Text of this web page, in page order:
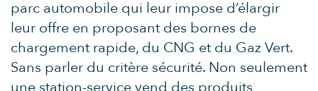
parc automobile qui leur impose d’élargir
leur offre en proposant des bornes de
chargement rapide, du CNG et du Gaz Vert.
Sans parler du critère sécurité. Non seulement
une station-service vend des produits